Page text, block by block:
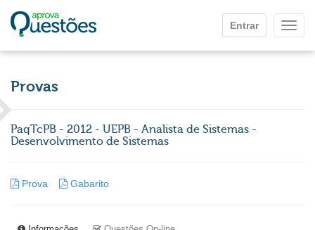
Entrar
Provas
PaqTcPB - 2012 - UEPB - Analista de Sistemas -
Desenvolvimento de Sistemas
Prova Gabarito